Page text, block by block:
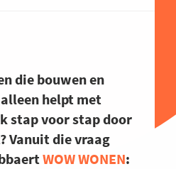
die bouwen en
helpt met
stap voor stap door
Vanuit die vraag
WOW WONEN: